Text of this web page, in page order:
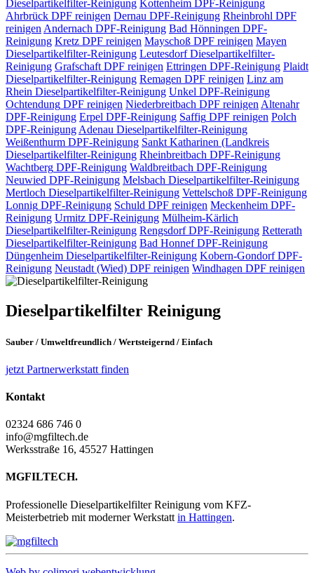
Dieselpartikelfilter-Reinigung Kottenheim DPF-Reinigung
Ahrbrück DPF reinigen Dernau DPF-Reinigung Rheinbrohl DPF
reinigenAndernach DPF-Reinigung Bad Hönningen DPF-
Reinigung Kretz DPF reinigen Mayschoß DPF reinigen Mayen
Dieselpartikelfilter-Reinigung LeutesdorfDieselpartikelfilter-
Reinigung GrafschaftDPF reinigen Ettringen DPF-Reinigung Plaidt
Dieselpartikelfilter-Reinigung Remagen DPF reinigen Linz am
Rhein Dieselpartikelfilter-Reinigung Unkel DPF-Reinigung
Ochtendung DPF reinigen Niederbreitbach DPF reinigenAltenahr
DPF-Reinigung Erpel DPF-Reinigung Saffig DPF reinigen Polch
DPF-ReinigungAdenau Dieselpartikelfilter-Reinigung
Weißenthurm DPF-Reinigung Sankt Katharinen (Landkreis
Dieselpartikelfilter-Reinigung Rheinbreitbach DPF-Reinigung
Wachtberg DPF-Reinigung Waldbreitbach DPF-Reinigung
Neuwied DPF-Reinigung Melsbach Dieselpartikelfilter-Reinigung
Mertloch Dieselpartikelfilter-Reinigung Vettelschoß DPF-Reinigung
Lonnig DPF-Reinigung Schuld DPF reinigen Meckenheim DPF-
Reinigung Urmitz DPF-Reinigung Mülheim-Kärlich
Dieselpartikelfilter-Reinigung RengsdorfDPF-Reinigung Retterath
Dieselpartikelfilter-Reinigung Bad HonnefDPF-Reinigung
Düngenheim Dieselpartikelfilter-Reinigung Kobern-GondorfDPF-
Reinigung Neustadt (Wied) DPF reinigen Windhagen DPF reinigen
Dieselpartikelfilter Reinigung
Sauber / Umweltfreundlich / Wertsteigernd / Einfach
jetzt Partnerwerkstatt finden
Kontakt
02324 686 746 0
info@mgfiltech.de
Werksstraße 16, 45527 Hattingen
MGFILTECH.
Professionelle Dieselpartikelfilter Reinigung vom KFZ-
Meisterbetrieb mit moderner Werkstatt in Hattingen.